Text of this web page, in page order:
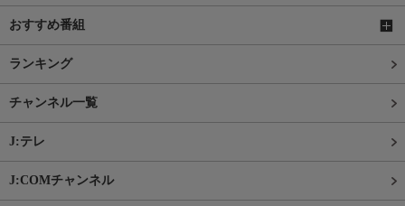
おすすめ番組
ランキング
チャンネル一覧
J:テレ
J:COMチャンネル